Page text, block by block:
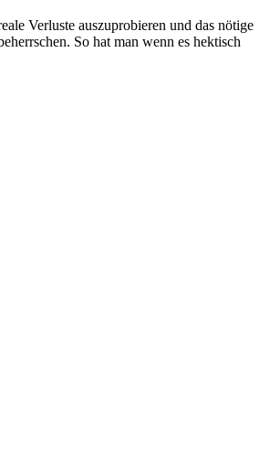
Verluste auszuprobieren und das nötige
So hat man wenn es hektisch